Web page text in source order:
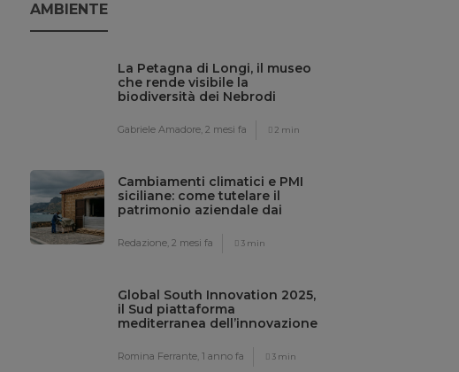
AMBIENTE
La Petagna di Longi, il museo
che rende visibile la
biodiversità dei Nebrodi
Gabriele Amadore,2 mesi fa 2 min
Cambiamenti climatici e PMI
siciliane: come tutelare il
patrimonio aziendale dai
Redazione,2 mesi fa 3 min
Global South Innovation 2025,
il Sud piattaforma
mediterranea dell’innovazione
Romina Ferrante,1 anno fa 3 min